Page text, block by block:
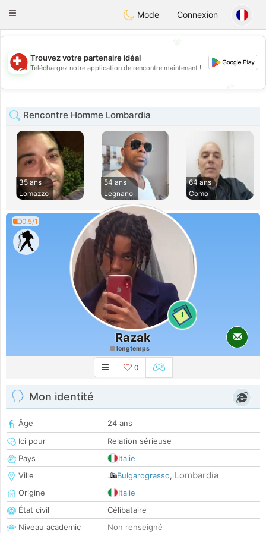
Suissi
Toggle
Mode Connexion
💖
Trouvez votre partenaire idéal
Téléchargez notre application de rencontre maintenant !
Rencontre Homme Lombardia
35 ans
Lomazzo
54 ans
Legnano
64 ans
Como
0.5/1
1
Razak
longtemps
0
Mon identité
Âge
24 ans
Ici pour
Relation sérieuse
Pays
Italie
Ville
Bulgarograsso, Lombardia
Origine
Italie
État civil
Célibataire
Niveau academic
Non renseigné